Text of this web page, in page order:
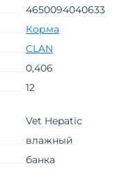
4650094040633
Корма
CLAN
0,406
12
Vet Hepatic
влажный
банка